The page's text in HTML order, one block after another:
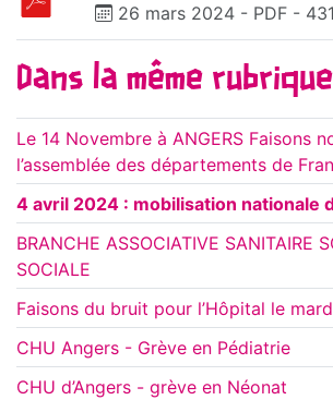
26 mars 2024 - PDF -
Dans la même rubrique
Le 14 Novembre à ANGERS Faisons
l’assemblée des départements de
4 avril 2024 : mobilisation nationale
BRANCHE ASSOCIATIVE SANITAIRE
SOCIALE
Faisons du bruit pour l’Hôpital le
CHU Angers - Grève en Pédiatrie
CHU d’Angers - grève en Néonat